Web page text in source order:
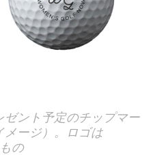
ゼント予定のチップマー
メージ）。ロゴは
の